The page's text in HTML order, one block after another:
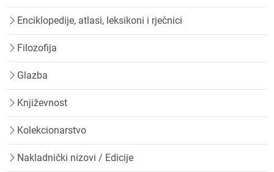
Enciklopedije, atlasi, leksikoni i rječnici
Filozofija
Glazba
Književnost
Kolekcionarstvo
Nakladnički nizovi / Edicije